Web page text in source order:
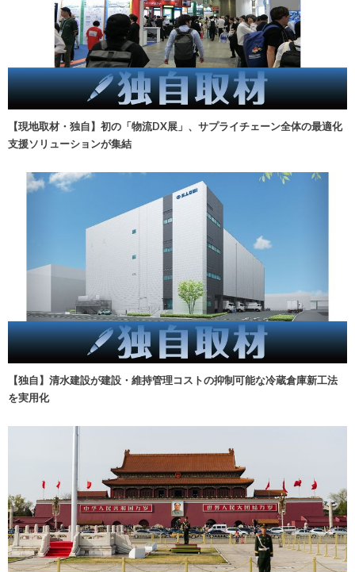
【現地取材・独自】初の「物流DX展」、サプライチェーン全体の最適化
支援ソリューションが集結
【独自】清水建設が建設・維持管理コストの抑制可能な冷蔵倉庫新工法
を実用化